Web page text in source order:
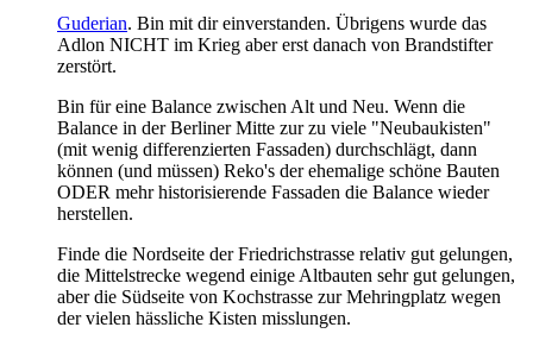
Guderian. Bin mit dir einverstanden. Übrigens wurde das
Adlon NICHT im Krieg aber erst danach von Brandstifter
zerstört.
Bin für eine Balance zwischen Alt und Neu. Wenn die
Balance in der Berliner Mitte zur zu viele "Neubaukisten"
(mit wenig differenzierten Fassaden) durchschlägt, dann
können (und müssen) Reko's der ehemalige schöne Bauten
ODER mehr historisierende Fassaden die Balance wieder
herstellen.
Finde die Nordseite der Friedrichstrasse relativ gut gelungen,
die Mittelstrecke wegend einige Altbauten sehr gut gelungen,
aber die Südseite von Kochstrasse zur Mehringplatz wegen
der vielen hässliche Kisten misslungen.